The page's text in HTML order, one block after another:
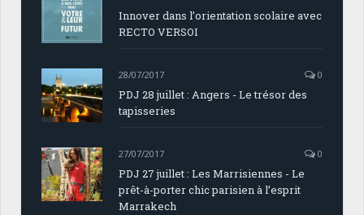
Innover dans l’orientation scolaire avec
RECTO VERSOI
28/07/2017 0
PDJ 28 juillet : Angers - Le trésor des
tapisseries
27/07/2017 0
PDJ 27 juillet : Les Marrisiennes - Le
prêt-à-porter chic parisien à l’esprit
Marrakech